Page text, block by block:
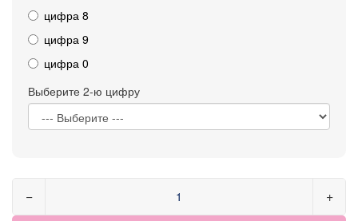
цифра 8
цифра 9
цифра 0
Выберите 2-ю цифру
− +